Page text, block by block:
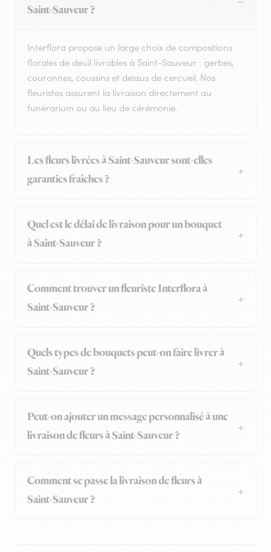
Saint-Sauveur ?
Interflora propose un large choix de compositions
florales de deuil livrables à Saint-Sauveur : gerbes,
couronnes, coussins et dessus de cercueil. Nos
fleuristes assurent la livraison directement au
funérarium ou au lieu de cérémonie.
Les fleurs livrées à Saint-Sauveur sont-elles
garanties fraîches ?
Quel est le délai de livraison pour un bouquet
à Saint-Sauveur ?
Comment trouver un fleuriste Interflora à
Saint-Sauveur ?
Quels types de bouquets peut-on faire livrer à
Saint-Sauveur ?
Peut-on ajouter un message personnalisé à une
livraison de fleurs à Saint-Sauveur ?
Comment se passe la livraison de fleurs à
Saint-Sauveur ?